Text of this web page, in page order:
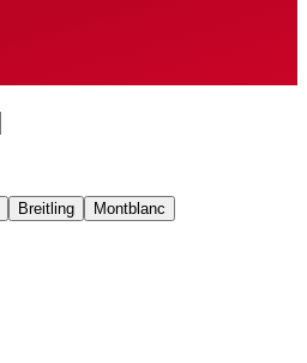
Breitling Montblanc